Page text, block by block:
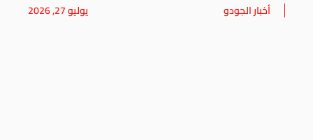
أخبار الجودو يوليو 27, 2026